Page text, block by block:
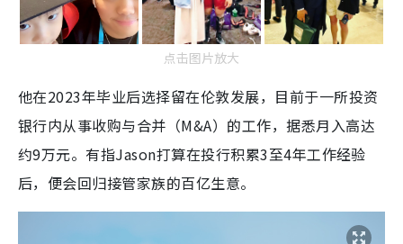
点击图片放大
他在2023年毕业后选择留在伦敦发展，目前于一所投资
银行内从事收购与合并（M&A）的工作，据悉月入高达
约9万元。有指Jason打算在投行积累3至4年工作经验
后，便会回归接管家族的百亿生意。